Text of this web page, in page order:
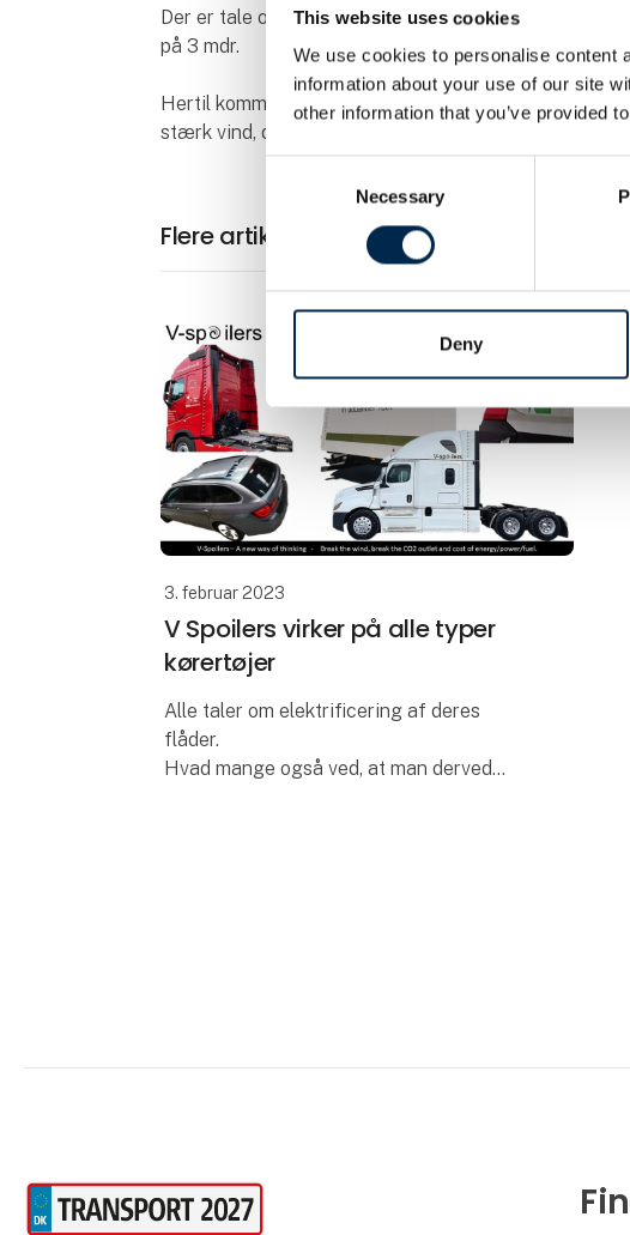
This website uses cookies
We use cookies to personalise content
information about your use of our site
other information that you’ve provided
Necessary
Deny
Der er tale om en samlet besparelse på 9%, hvilket
på 3 mdr.
Hertil kommer at deres chauffører af varebiler føler
stærk vind, da varebilerne opleveres betydeligt mere
Flere artikler fra V Spoilers
3. februar 2023
V Spoilers virker på alle typer
kørertøjer
Alle taler om elektrificering af deres
flåder.
Hvad mange også ved, at man derved